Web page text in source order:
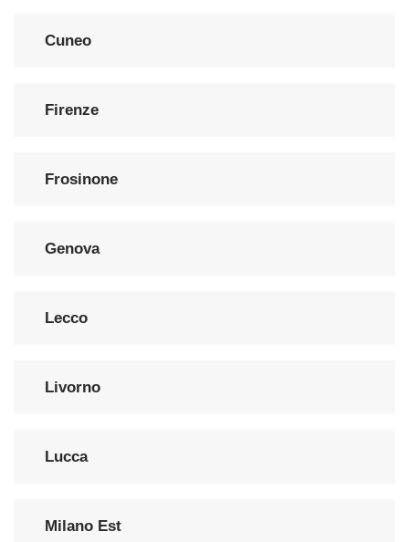
Cuneo
Firenze
Frosinone
Genova
Lecco
Livorno
Lucca
Milano Est